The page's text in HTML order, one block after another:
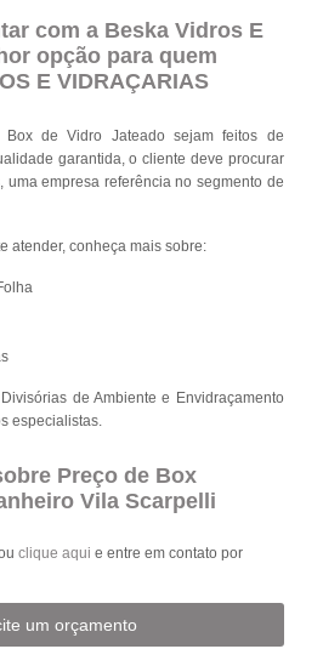
com a Beska Vidros E
opção para quem
E VIDRAÇARIAS
de Vidro Jateado sejam feitos de
garantida, o cliente deve procurar
uma empresa referência no segmento de
atender, conheça mais sobre:
de Ambiente e Envidraçamento
especialistas.
Preço de Box
Vila Scarpelli
clique aqui e entre em contato por
um orçamento